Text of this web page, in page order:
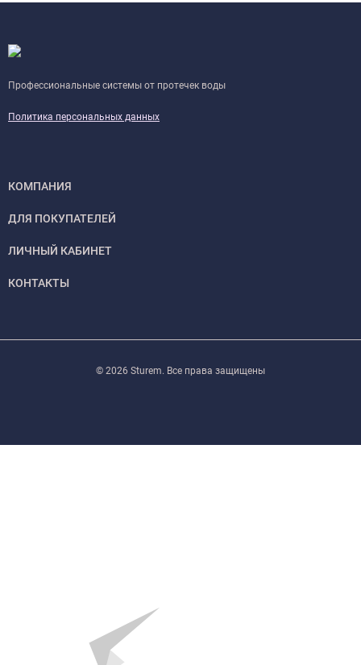
Профессиональные системы от протечек воды
Политика персональных данных
КОМПАНИЯ
ДЛЯ ПОКУПАТЕЛЕЙ
ЛИЧНЫЙ КАБИНЕТ
КОНТАКТЫ
© 2026 Sturem. Все права защищены